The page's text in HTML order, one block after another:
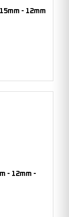
- 12mm
- 12mm -